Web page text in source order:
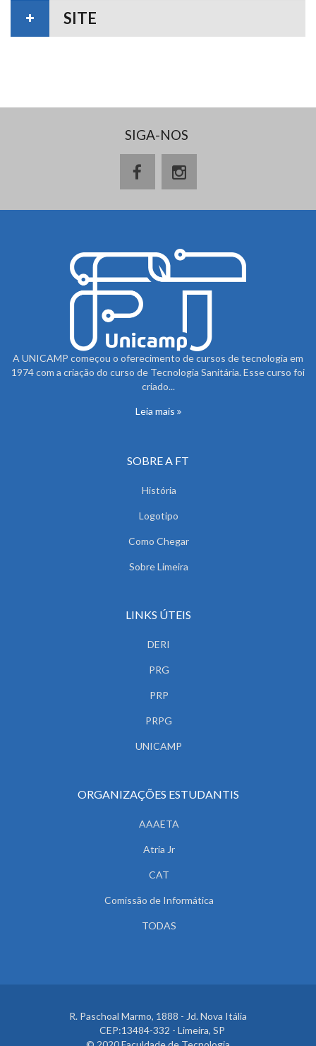
SITE
SIGA-NOS
A UNICAMP começou o oferecimento de cursos de tecnologia em
1974 com a criação do curso de Tecnologia Sanitária. Esse curso foi
criado...
Leia mais
SOBRE A FT
História
Logotipo
Como Chegar
Sobre Limeira
LINKS ÚTEIS
DERI
PRG
PRP
PRPG
UNICAMP
ORGANIZAÇÕES ESTUDANTIS
AAAETA
Atria Jr
CAT
Comissão de Informática
TODAS
R. Paschoal Marmo, 1888 - Jd. Nova Itália
CEP:13484-332 - Limeira, SP